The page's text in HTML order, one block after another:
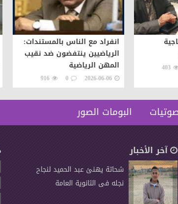
403
انفراد مع الناس بالمستندات:
الرياضيين ينتفضون ضد نقيب
المهن الرياضية
2026-06-06
0
916
البومات الصور
آخر الأخبار
شحاتة يهنئ عبد الحميد لنجاح
نجله فى الثانوية العامة